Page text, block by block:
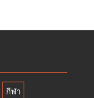
กีฬา